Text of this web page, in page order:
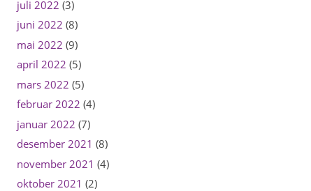
juli 2022 (3)
juni 2022 (8)
mai 2022 (9)
april 2022 (5)
mars 2022 (5)
februar 2022 (4)
januar 2022 (7)
desember 2021 (8)
november 2021 (4)
oktober 2021 (2)